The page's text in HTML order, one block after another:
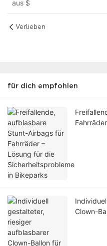
Thema
aus $
Verlieben
für dich empfohlen
Clown-